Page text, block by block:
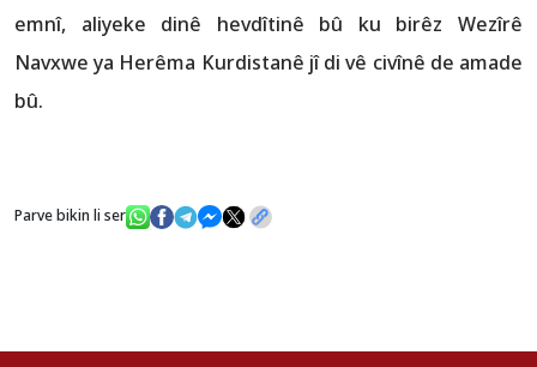
emnî, aliyeke dinê hevdîtinê bû ku birêz Wezîrê
Navxwe ya Herêma Kurdistanê jî di vê civînê de amade
bû.
Parve bikin li ser